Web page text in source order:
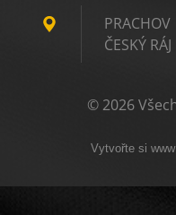
PRACHOV
ČESKÝ RÁJ
© 2026
Vytvořte si